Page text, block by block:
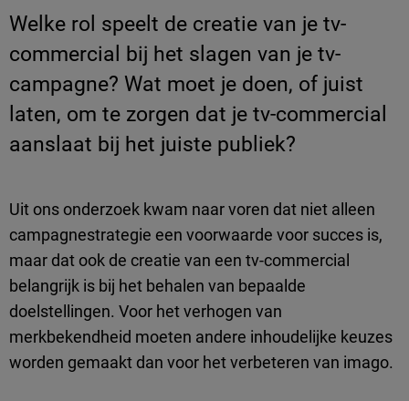
Welke rol speelt de creatie van je tv-
commercial bij het slagen van je tv-
campagne? Wat moet je doen, of juist
laten, om te zorgen dat je tv-commercial
aanslaat bij het juiste publiek?
Uit ons onderzoek kwam naar voren dat niet alleen
campagnestrategie een voorwaarde voor succes is,
maar dat ook de creatie van een tv-commercial
belangrijk is bij het behalen van bepaalde
doelstellingen. Voor het verhogen van
merkbekendheid moeten andere inhoudelijke keuzes
worden gemaakt dan voor het verbeteren van imago.